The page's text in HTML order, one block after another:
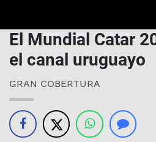
El Mundial Catar
el canal uruguayo
GRAN COBERTURA